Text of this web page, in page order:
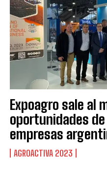
Suscribite al
QUIERO
Política de
Expoagro sale al
oportunidades
empresas
AGROACTIVA 2023